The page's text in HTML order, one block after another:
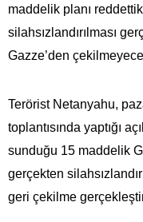
maddelik planı
silahsızlandırılması
Gazze’den
Terörist Netanyahu,
toplantısında yaptığı
sunduğu 15 maddelik
gerçekten
geri çekilme